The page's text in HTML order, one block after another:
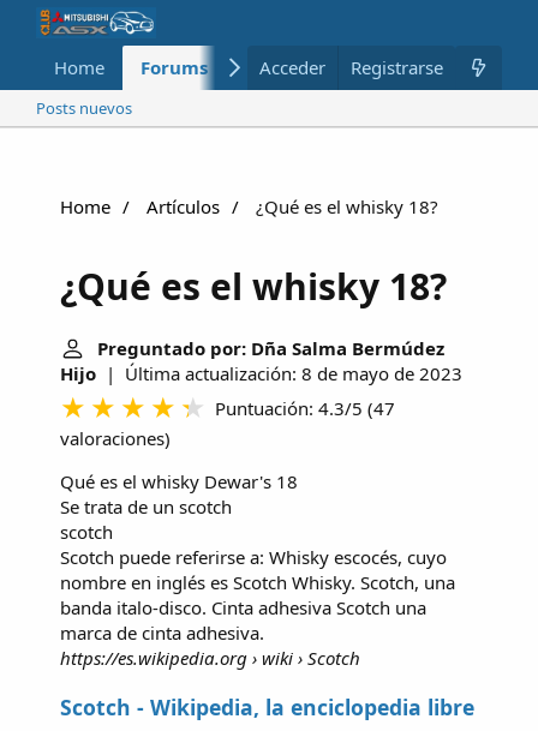
Home Forums Nuevo Miembros
Acceder Registrarse
Posts nuevos
Home Artículos ¿Qué es el whisky 18?
¿Qué es el whisky 18?
Preguntado por: Dña Salma Bermúdez
Hijo | Última actualización: 8 de mayo de 2023
Puntuación: 4.3/5 (47
valoraciones)
Qué es el whisky Dewar's 18
Se trata de un scotch
scotch
Scotch puede referirse a: Whisky escocés, cuyo
nombre en inglés es Scotch Whisky. Scotch, una
banda italo-disco. Cinta adhesiva Scotch una
marca de cinta adhesiva.
https://es.wikipedia.org › wiki › Scotch
Scotch - Wikipedia, la enciclopedia libre